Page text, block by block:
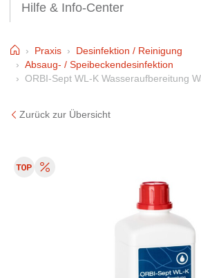
Hilfe & Info-Center
HomePraxis
Desinfektion / Reinigung
Absaug- / Speibeckendesinfektion
ORBI-Sept WL-K Wasseraufbereitung
Zurück zur Übersicht